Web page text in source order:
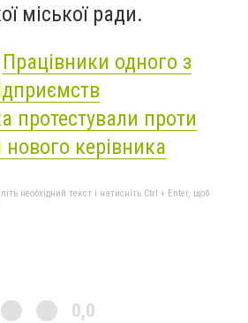
міської ради.
Працівники одного з
протестували проти
керівника
необхідний текст і натисніть Ctrl + Enter, щоб
0,0